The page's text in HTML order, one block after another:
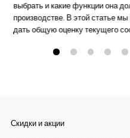
выбрать и какие функции она
производстве. В этой статье
дать общую оценку текущего
Скидки и акции